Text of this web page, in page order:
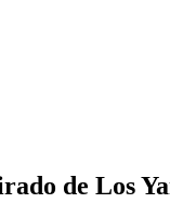
de Los